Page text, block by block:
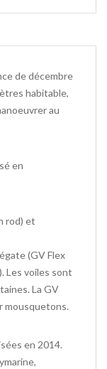
de décembre
habitable,
au
en
rod) et
(GV Flex
Les voiles sont
La GV
mousquetons.
en 2014.